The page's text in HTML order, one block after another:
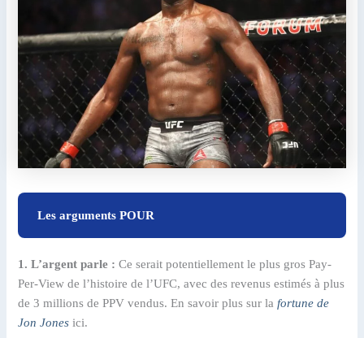
Les arguments POUR
1. L’argent parle : Ce serait potentiellement le plus gros Pay-
Per-View de l’histoire de l’UFC, avec des revenus estimés à plus
de 3 millions de PPV vendus. En savoir plus sur lafortune de
Jon Jones ici.